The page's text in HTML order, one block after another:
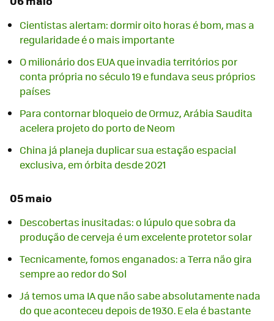
Cientistas alertam: dormir oito horas é bom, mas a
regularidade é o mais importante
O milionário dos EUA que invadia territórios por
conta própria no século 19 e fundava seus próprios
países
Para contornar bloqueio de Ormuz, Arábia Saudita
acelera projeto do porto de Neom
China já planeja duplicar sua estação espacial
exclusiva, em órbita desde 2021
05 maio
Descobertas inusitadas: o lúpulo que sobra da
produção de cerveja é um excelente protetor solar
Tecnicamente, fomos enganados: a Terra não gira
sempre ao redor do Sol
Já temos uma IA que não sabe absolutamente nada
do que aconteceu depois de 1930. E ela é bastante